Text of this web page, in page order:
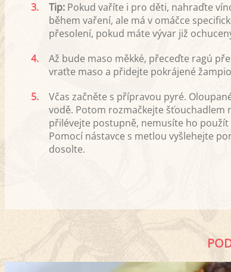
3.
Tip: Pokud vaříte i pro děti, nahraďte
během vaření, ale má v omáčce
přesolení, pokud máte vývar již
4.
Až bude maso měkké, přeceďte ragú
vraťte maso a přidejte pokrájené
5.
Včas začněte s přípravou pyré.
vodě. Potom rozmačkejte šťouchadlem
přilévejte postupně, nemusíte ho
Pomocí nástavce s metlou vyšlehejte
dosolte.